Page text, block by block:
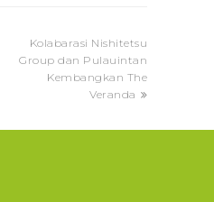
next
post:
Kolabarasi Nishitetsu
Group dan Pulauintan
Kembangkan The
Veranda